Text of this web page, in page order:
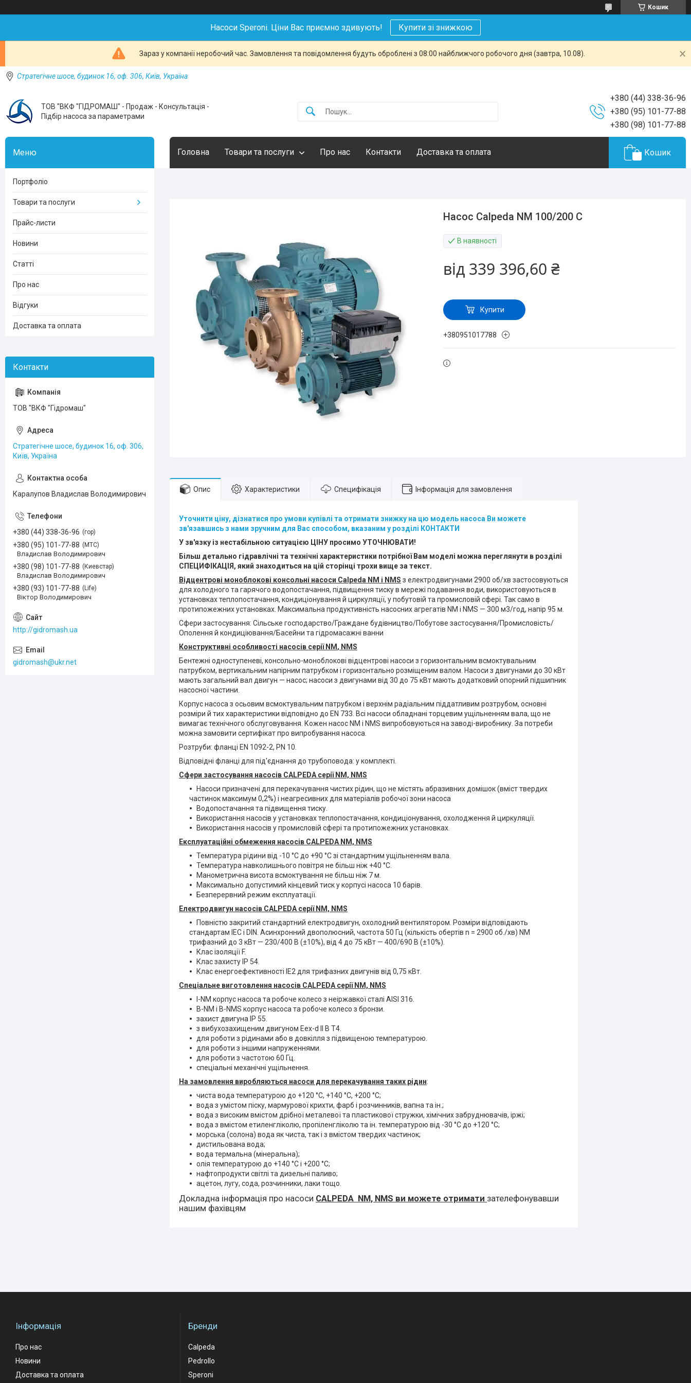
Кошик
Насоси Speroni. Ціни Вас приємно здивують! Купити зі знижкою
Зараз у компанії неробочий час. Замовлення та повідомлення будуть оброблені з 08:00 найближчого робочого дня (завтра, 10.08).
Стратегічне шосе, будинок 16, оф. 306, Київ, Україна
ТОВ "ВКФ "ГІДРОМАШ" - Продаж - Консультація -
Підбір насоса за параметрами
+380 (44) 338-36-96
+380 (95) 101-77-88
+380 (98) 101-77-88
Головна Товари та послуги Про нас Контакти Доставка та оплата Кошик
Насос Calpeda NM 100/200 С
В наявності
від 339 396,60 ₴
Купити
+380951017788
Опис Характеристики Специфікація Інформація для замовлення
Уточнити ціну, дізнатися про умови купівлі та отримати знижку на цю модель насоса Ви можете
зв'язавшись з нами зручним для Вас способом, вказаним у розділі КОНТАКТИ
У зв'язку із нестабільною ситуацією ЦІНУ просимо УТОЧНЮВАТИ!
Більш детально гідравлічні та технічні характеристики потрібної Вам моделі можна переглянути в розділі
СПЕЦИФІКАЦІЯ, який знаходиться на цій сторінці трохи вище за текст.
Відцентрові моноблокові консольні насоси Calpeda NM і NMS з електродвигунами 2900 об/хв застосовуються
для холодного та гарячого водопостачання, підвищення тиску в мережі подавання води, використовуються в
установках теплопостачання, кондиціонування й циркуляції, у побутовій та промисловій сфері. Так само в
протипожежних установках. Максимальна продуктивність насосних агрегатів NM і NMS — 300 м3/год, напір 95 м.
Сфери застосування: Сільське господарство/Граждане будівництво/Побутове застосування/Промисловість/
Ополення й кондиціювання/Басейни та гідромасажні ванни
Конструктивні особливості насосів серії NM , NMS
Бентежні одноступеневі, консольно-моноблокові відцентрові насоси з горизонтальним всмоктувальним
патрубком, вертикальним напірним патрубком і горизонтально розміщеним валом. Насоси з двигунами до 30 кВт
мають загальний вал двигун — насос; насоси з двигунами від 30 до 75 кВт мають додатковий опорний підшипник
насосної частини.
Корпус насоса з осьовим всмоктувальним патрубком і верхнім радіальним піддатливим розтрубом, основні
розміри й тих характеристики відповідно до EN 733. Всі насоси обладнані торцевим ущільненням вала, що не
вимагає технічного обслуговування. Кожен насос NM і NMS випробовуються на заводі-виробнику. За потреби
можна замовити сертифікат про випробування насоса.
Розтруби: фланці EN 1092-2, PN 10.
Відповідні фланці для під'єднання до трубоповода: у комплекті.
Сфери застосування насосів CALPEDA серії NM, NMS
Насоси призначені для перекачування чистих рідин, що не містять абразивних домішок (вміст твердих
частинок максимум 0,2%) і неагресивних для матеріалів робочої зони насоса
Водопостачання та підвищення тиску.
Використання насосів у установках теплопостачання, кондиціонування, охолодження й циркуляції.
Використання насосів у промисловій сфері та протипожежних установках.
Експлуатаційні обмеження насосів CALPEDA NM, NMS
Температура рідини від -10 °C до +90 °C зі стандартним ущільненням вала.
Температура навколишнього повітря не більш ніж +40 °C.
Манометрична висота всмоктування не більш ніж 7 м.
Максимально допустимий кінцевий тиск у корпусі насоса 10 барів.
Безперервний режим експлуатації.
Електродвигун насосів CALPEDA серії NM, NMS
Повністю закритий стандартний електродвигун, охолодний вентилятором. Розміри відповідають
стандартам IEC і DIN. Асинхронний двополюсний, частота 50 Гц (кількість обертів n = 2900 об./хв) NM
трифазний до 3 кВт — 230/400 В (±10%), від 4 до 75 кВт — 400/690 В (±10%).
Клас ізоляції F.
Клас захисту IP 54.
Клас енергоефективності IE2 для трифазних двигунів від 0,75 кВт.
Спеціальне виготовлення насосів CALPEDA серії NM, NMS
I-NM корпус насоса та робоче колесо з неіржавкої сталі AISI 316.
B-NM і B-NMS корпус насоса та робоче колесо з бронзи.
захист двигуна IP 55.
з вибухозахищеним двигуном Eex-d II В Т4.
для роботи з рідинами або в довкілля з підвищеною температурою.
для роботи з іншими напруженнями.
для роботи з частотою 60 Гц.
спеціальні механічні ущільнення.
На замовлення виробляються насоси для перекачування таких рідин:
чиста вода температурою до +120 °C, +140 °C, +200 °C;
вода з умістом піску, мармурової крихти, фарб і розчинників, вапна та ін.;
вода з високим вмістом дрібної металевої та пластикової стружки, хімічних забруднювачів, іржі;
вода з вмістом етиленгліколю, пропіленгліколю та ін. температурою від -30 °C до +120 °C;
морська (солона) вода як чиста, так і з вмістом твердих частинок;
дистильована вода;
вода термальна (мінеральна);
олія температурою до +140 °C і +200 °C;
нафтопродукти світлі та дизельні паливо;
ацетон, лугу, сода, розчинники, лаки тощо.
Докладна інформація про насоси CALPEDA NM, NMS ви можете отримати зателефонувавши
нашим фахівцям
Портфоліо
Товари та послуги
Прайс-листи
Новини
Статті
Про нас
Відгуки
Доставка та оплата
ТОВ "ВКФ "Гідромаш"
Стратегічне шосе, будинок 16, оф. 306,
Київ, Україна
Каралупов Владислав Володимирович
+380 (44) 338-36-96 гор
+380 (95) 101-77-88 МТС
Владислав Володимирович
+380 (98) 101-77-88 Киевстар
Владислав Володимирович
+380 (93) 101-77-88 Life
Віктор Володимирович
http://gidromash.ua
gidromash@ukr.net
Інформація
Про нас
Новини
Доставка та оплата
Бренди
Calpeda
Pedrollo
Speroni